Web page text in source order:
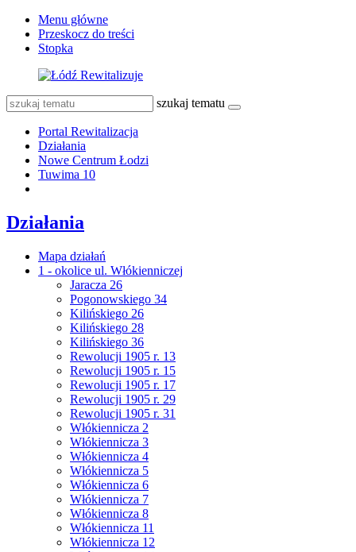
Menu główne
Przeskocz do treści
Stopka
szukaj tematu
Portal Rewitalizacja
Działania
Nowe Centrum Łodzi
Tuwima 10
Działania
Mapa działań
1 - okolice ul. Włókienniczej
Jaracza 26
Pogonowskiego 34
Kilińskiego 26
Kilińskiego 28
Kilińskiego 36
Rewolucji 1905 r. 13
Rewolucji 1905 r. 15
Rewolucji 1905 r. 17
Rewolucji 1905 r. 29
Rewolucji 1905 r. 31
Włókiennicza 2
Włókiennicza 3
Włókiennicza 4
Włókiennicza 5
Włókiennicza 6
Włókiennicza 7
Włókiennicza 8
Włókiennicza 11
Włókiennicza 12